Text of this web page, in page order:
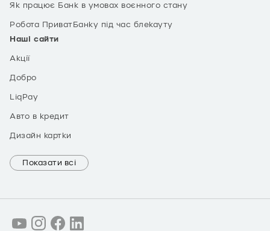
Як працює Банк в умовах воєнного стану
Робота ПриватБанку під час блекауту
Наші сайти
Акції
Добро
LiqPay
Авто в кредит
Дизайн картки
Показати всі